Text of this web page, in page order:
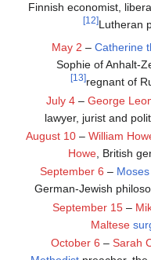
Finnish economist,
Lutheran
[12]
May 2 –Catherine
Sophie of Anhalt-
regnant of
[13]
July 4 –George
lawyer, jurist and
August 10 –William
Howe , British
September 6 –
German-Jewish
September 15 –
Maltese
October 6 –Sarah